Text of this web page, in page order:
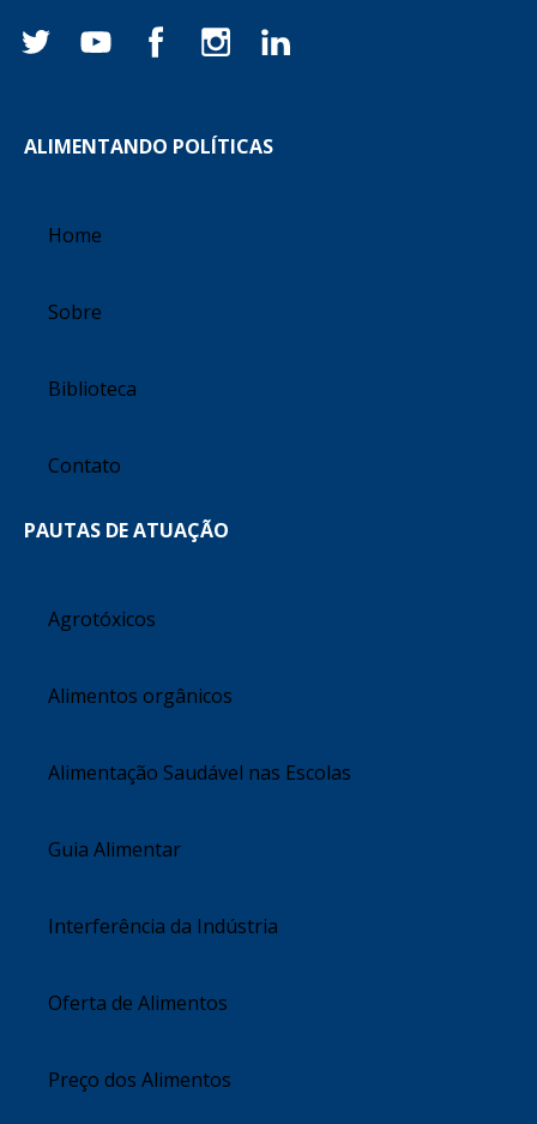
ALIMENTANDO POLÍTICAS
Home
Sobre
Biblioteca
Contato
PAUTAS DE ATUAÇÃO
Agrotóxicos
Alimentos orgânicos
Alimentação Saudável nas Escolas
Guia Alimentar
Interferência da Indústria
Oferta de Alimentos
Preço dos Alimentos